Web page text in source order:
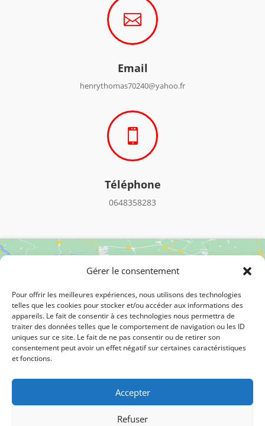
Gérer le consentement
Pour offrir les meilleures expériences, nous utilisons des technologies
telles que les cookies pour stocker et/ou accéder aux informations des
appareils. Le fait de consentir à ces technologies nous permettra de
traiter des données telles que le comportement de navigation ou les ID
uniques sur ce site. Le fait de ne pas consentir ou de retirer son
consentement peut avoir un effet négatif sur certaines caractéristiques
et fonctions.
Accepter
Refuser

Email
henrythomas70240@yahoo.fr

Téléphone
0648358283
Cliquez pour accepter les cookies
marketing et activer ce contenu